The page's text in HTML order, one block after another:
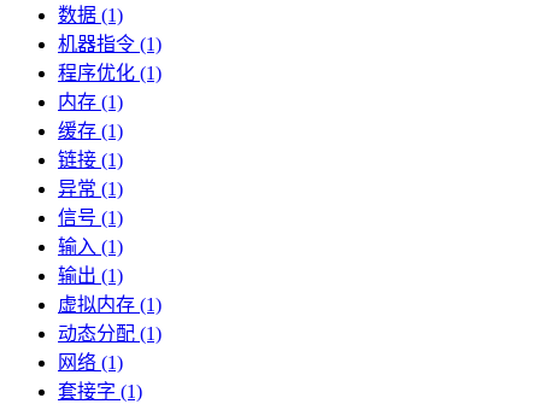
数据 (1)
机器指令 (1)
程序优化 (1)
内存 (1)
缓存 (1)
链接 (1)
异常 (1)
信号 (1)
输入 (1)
输出 (1)
虚拟内存 (1)
动态分配 (1)
网络 (1)
套接字 (1)